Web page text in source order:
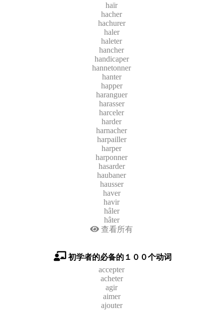
haïr
hacher
hachurer
haler
haleter
hancher
handicaper
hannetonner
hanter
happer
haranguer
harasser
harceler
harder
harnacher
harpailler
harper
harponner
hasarder
haubaner
hausser
haver
havir
hâler
hâter
查看所有
初学者的必备的１００个动词
accepter
acheter
agir
aimer
ajouter